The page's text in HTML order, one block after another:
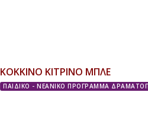
ΚΟΚΚΙΝΟ ΚΙΤΡΙΝΟ ΜΠΛΕ
ΠΑΙΔΙΚΟ - ΝΕΑΝΙΚΟ ΠΡΟΓΡΑΜΜΑ